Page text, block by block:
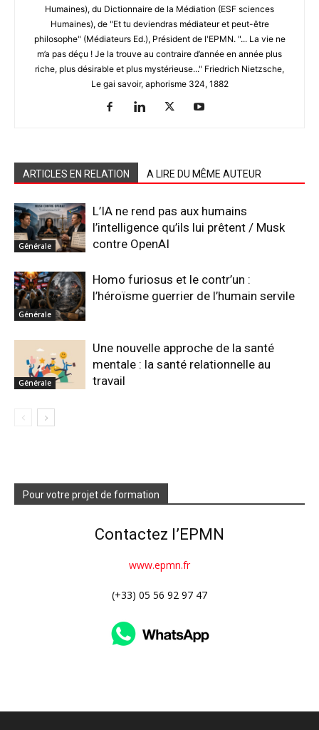
Humaines), du Dictionnaire de la Médiation (ESF sciences
Humaines), de "Et tu deviendras médiateur et peut-être
philosophe" (Médiateurs Ed.), Président de l'EPMN. "... La vie ne
m’a pas déçu ! Je la trouve au contraire d’année en année plus
riche, plus désirable et plus mystérieuse..." Friedrich Nietzsche,
Le gai savoir, aphorisme 324, 1882
ARTICLES EN RELATION A LIRE DU MÊME AUTEUR
Générale
L’IA ne rend pas aux humains
l’intelligence qu’ils lui prêtent / Musk
contre OpenAI
Générale
Homo furiosus et le contr’un :
l’héroïsme guerrier de l’humain servile
Générale
Une nouvelle approche de la santé
mentale : la santé relationnelle au
travail
Pour votre projet de formation
Contactez l’EPMN
www.epmn.fr
(+33) 05 56 92 97 47